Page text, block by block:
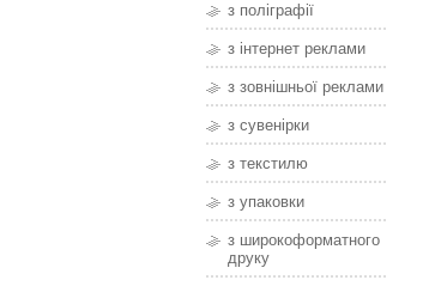
з поліграфії
з інтернет реклами
з зовнішньої реклами
з сувенірки
з текстилю
з упаковки
з широкоформатного
друку